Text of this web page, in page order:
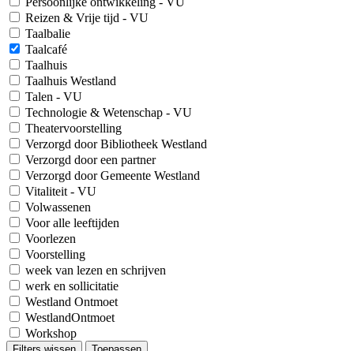
Reizen & Vrije tijd - VU
Taalbalie
Taalcafé
Taalhuis
Taalhuis Westland
Talen - VU
Technologie & Wetenschap - VU
Theatervoorstelling
Verzorgd door Bibliotheek Westland
Verzorgd door een partner
Verzorgd door Gemeente Westland
Vitaliteit - VU
Volwassenen
Voor alle leeftijden
Voorlezen
Voorstelling
week van lezen en schrijven
werk en sollicitatie
Westland Ontmoet
WestlandOntmoet
Workshop